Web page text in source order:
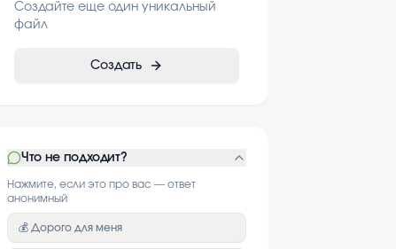
Создайте еще один уникальный
файл
Создать
Что не подходит?
Нажмите, если это про вас — ответ
анонимный
💰 Дорого для меня